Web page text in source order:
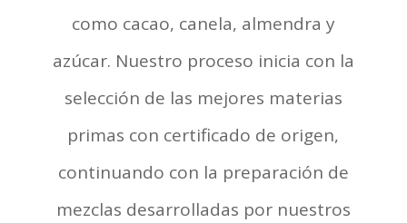
como cacao, canela, almendra y
azúcar. Nuestro proceso inicia con la
selección de las mejores materias
primas con certificado de origen,
continuando con la preparación de
mezclas desarrolladas por nuestros